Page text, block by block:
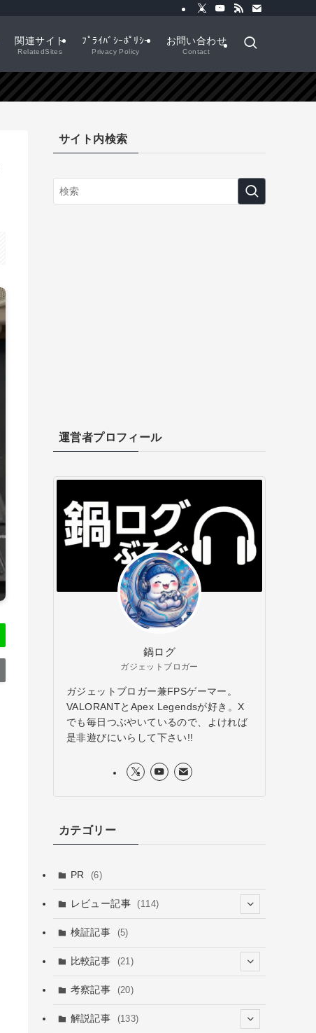
関連サイト
RelatedSites
ﾌﾟﾗｲﾊﾞｼｰﾎﾟﾘｼｰ
Privacy Policy
お問い合わせ
Contact
サイト内検索
運営者プロフィール
鍋ログ
ガジェットブロガー
ガジェットブロガー兼FPSゲーマー。
VALORANTとApex Legendsが好き。X
でも毎日つぶやいているので、よければ
是非遊びにいらして下さい!!
カテゴリー
PR (6)
レビュー記事 (114)
検証記事 (5)
比較記事 (21)
考察記事 (20)
解説記事 (133)